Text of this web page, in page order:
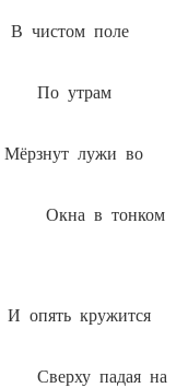
поле
лужи во
в тонком
кружится
на